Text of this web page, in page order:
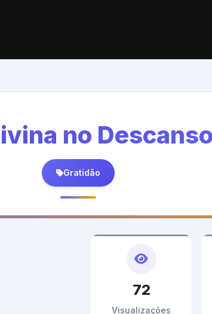
no
Gratidão
72
Visualizações